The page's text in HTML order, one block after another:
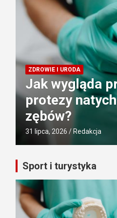
BIZNES
Czym różni
gospodarczej
31 lipca, 2026 Redakcja
Sport i turystyka